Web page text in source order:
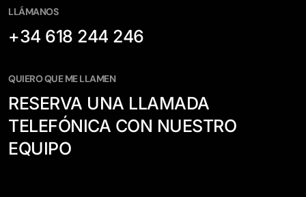
LLÁMANOS
+34 618 244 246
QUIERO QUE ME LLAMEN
RESERVA UNA LLAMADA
TELEFÓNICA CON NUESTRO
EQUIPO